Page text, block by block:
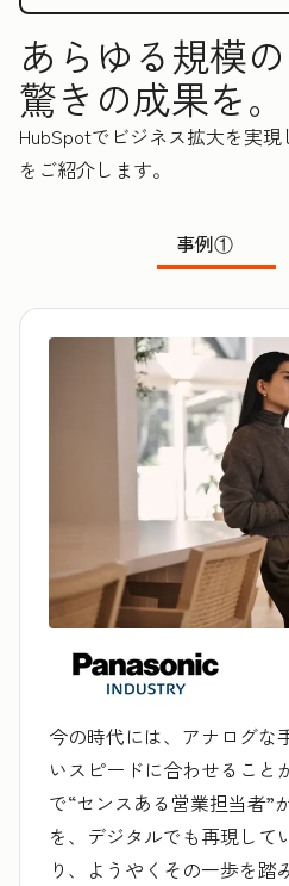
あらゆる規模の
驚きの成果を。
HubSpotでビジネス拡大を実
をご紹介します。
事例①
今の時代には、アナログな
いスピードに合わせること
で“センスある営業担当者”
を、デジタルでも再現して
り、ようやくその一歩を踏